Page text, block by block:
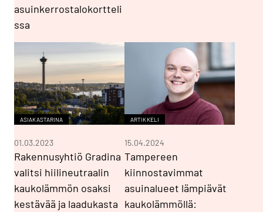
asuinkerrostalokortteli
ssa
ASIAKASTARINA
Rakennusyhtiö Gradina
valitsi hiilineutraalin
kaukolämmön osaksi
kestävää ja laadukasta
01.03.2023
ARTIKKELI
Tampereen
kiinnostavimmat
asuinalueet lämpiävät
kaukolämmöllä:
15.04.2024